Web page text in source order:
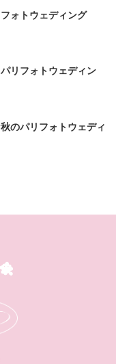
ォトウェディング
リフォトウェディン
のパリフォトウェディ